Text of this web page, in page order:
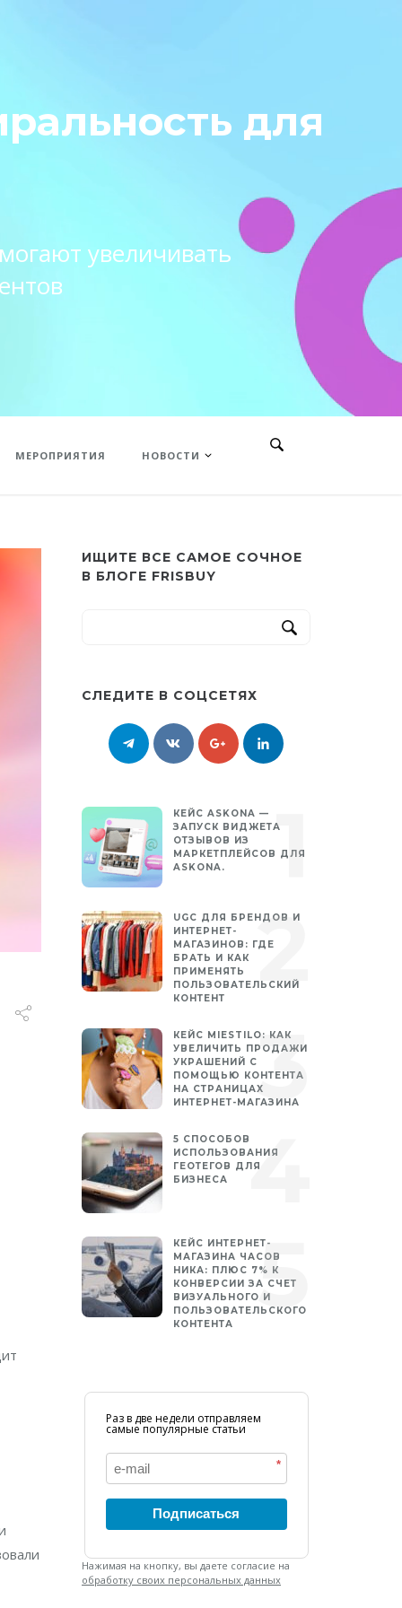
для
увеличивать
МЕРОПРИЯТИЯ НОВОСТИ
ИЩИТЕ ВСЕ САМОЕ СОЧНОЕ
В БЛОГЕ FRISBUY
СЛЕДИТЕ В СОЦСЕТЯХ
КЕЙС ASKONA —
ЗАПУСК ВИДЖЕТА
ОТЗЫВОВ ИЗ
МАРКЕТПЛЕЙСОВ ДЛЯ
ASKONA.
UGC ДЛЯ БРЕНДОВ И
ИНТЕРНЕТ-
МАГАЗИНОВ: ГДЕ
БРАТЬ И КАК
ПРИМЕНЯТЬ
ПОЛЬЗОВАТЕЛЬСКИЙ
КОНТЕНТ
КЕЙС MIESTILO: КАК
УВЕЛИЧИТЬ ПРОДАЖИ
УКРАШЕНИЙ С
ПОМОЩЬЮ КОНТЕНТА
НА СТРАНИЦАХ
ИНТЕРНЕТ-МАГАЗИНА
5 СПОСОБОВ
ИСПОЛЬЗОВАНИЯ
ГЕОТЕГОВ ДЛЯ
БИЗНЕСА
КЕЙС ИНТЕРНЕТ-
МАГАЗИНА ЧАСОВ
НИКА: ПЛЮС 7% К
КОНВЕРСИИ ЗА СЧЕТ
ВИЗУАЛЬНОГО И
ПОЛЬЗОВАТЕЛЬСКОГО
КОНТЕНТА
Раз в две недели отправляем
самые популярные статьи
*
Подписаться
Нажимая на кнопку, вы даете согласие на
обработку своих персональных данных